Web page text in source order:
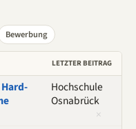
Bewerbung
LETZTER BEITRAG
Hochschule
Osnabrück
×